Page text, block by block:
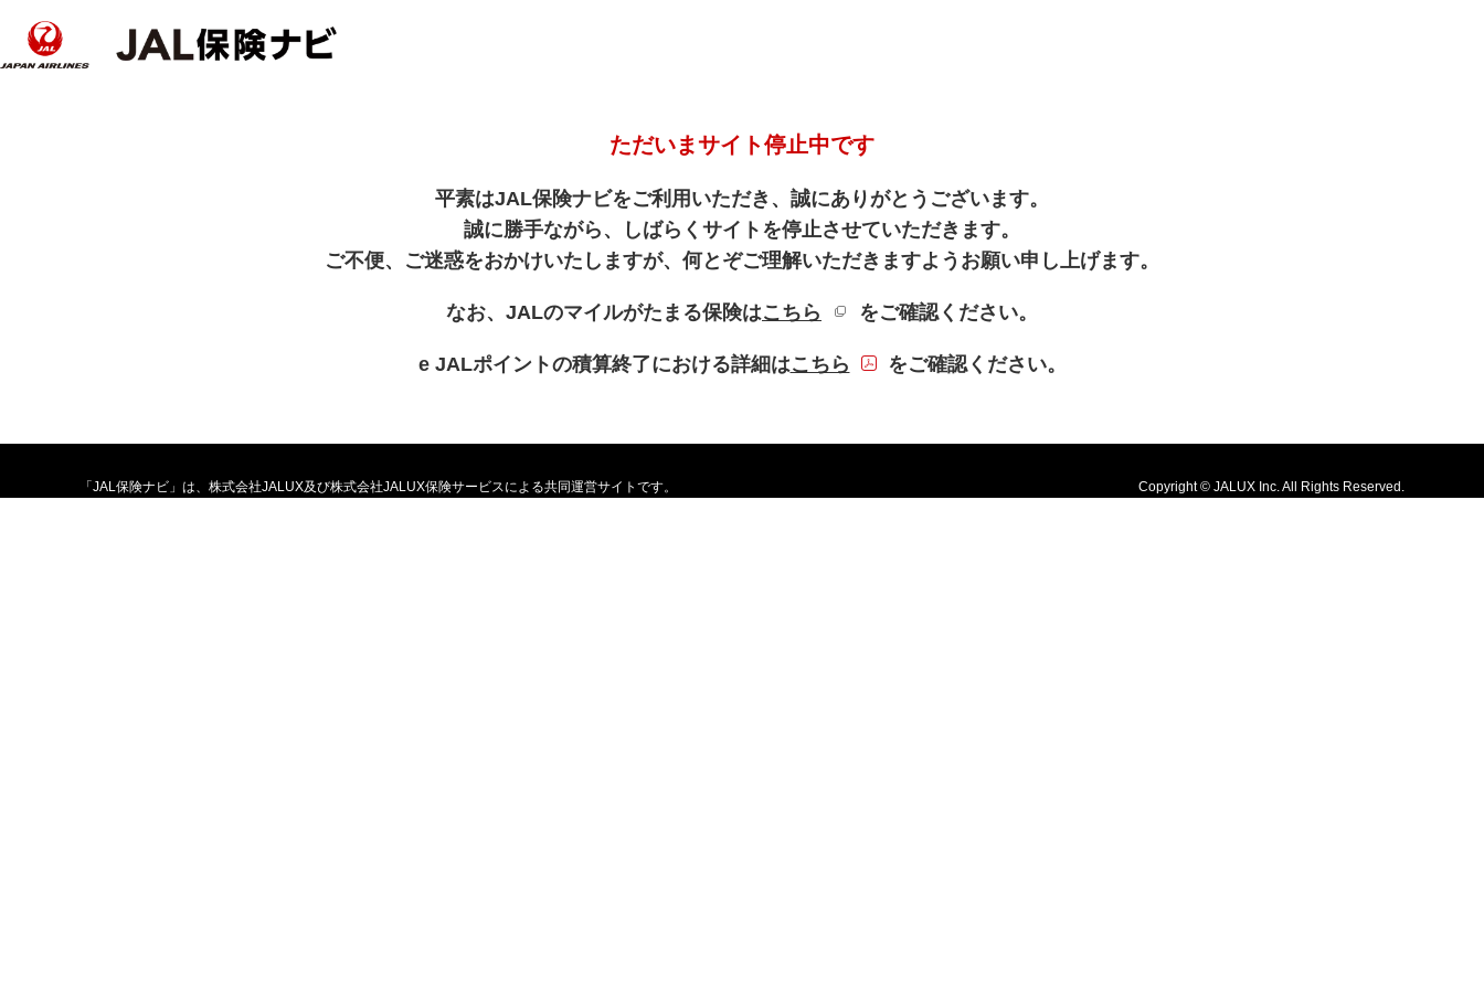
ただいまサイト停止中です
平素はJAL保険ナビをご利用いただき、誠にありがとうございます。
誠に勝手ながら、しばらくサイトを停止させていただきます。
ご不便、ご迷惑をおかけいたしますが、何とぞご理解いただきますようお願い申し上げます。
なお、JALのマイルがたまる保険はこちら 新規ウィンドウを開きます
をご確認ください。
e JALポイントの積算終了における詳細はこちら PDFファイルが新規ウィンドウで開きます
をご確認ください。
「JAL保険ナビ」は、株式会社JALUX及び株式会社JALUX保険サービスによる共同運営サイトです。 Copyright © JALUX Inc. All Rights Reserved.